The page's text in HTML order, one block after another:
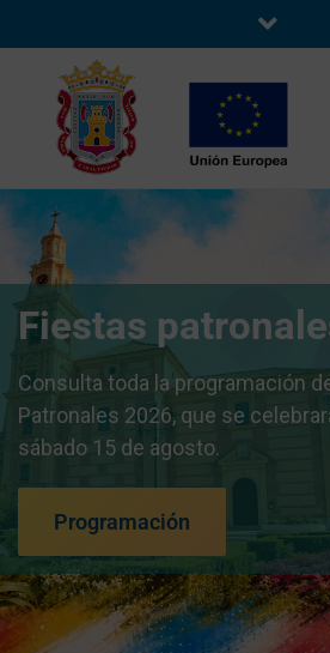
Fiestas
Consulta toda la programación
Patronales 2026, que se
sábado 15 de agosto.
Programación